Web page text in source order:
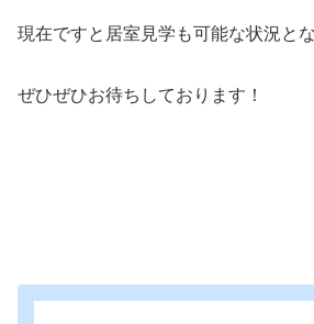
現在ですと居室見学も可能な状況と
ぜひぜひお待ちしております！